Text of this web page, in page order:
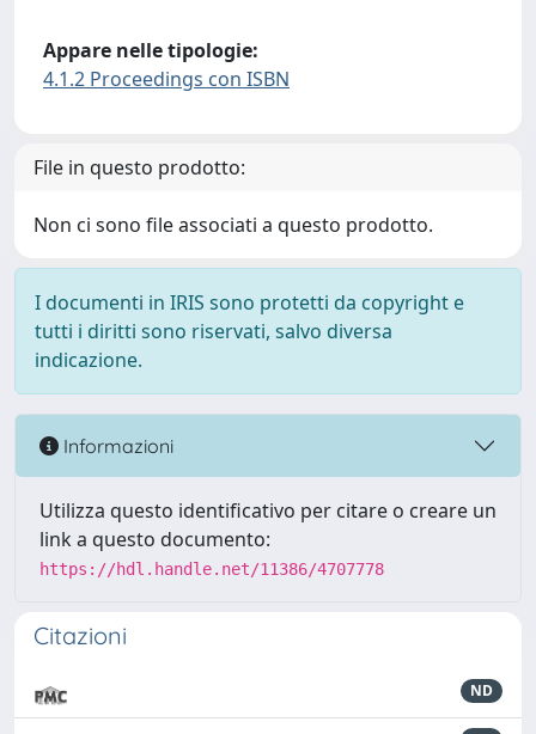
Appare nelle tipologie:
4.1.2 Proceedings con ISBN
File in questo prodotto:
Non ci sono file associati a questo prodotto.
I documenti in IRIS sono protetti da copyright e
tutti i diritti sono riservati, salvo diversa
indicazione.
Informazioni
Utilizza questo identificativo per citare o creare un
link a questo documento:
https://hdl.handle.net/11386/4707778
Citazioni
ND